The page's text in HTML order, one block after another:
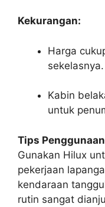
Kekurangan:
Harga
sekelasnya.
Kabin
untuk
Tips
Gunakan Hilux
pekerjaan
kendaraan
rutin sangat